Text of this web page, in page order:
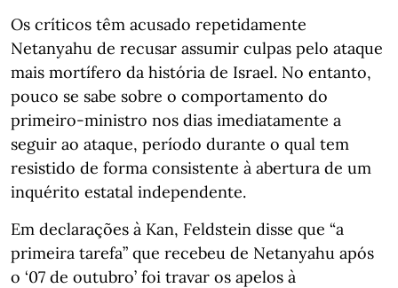
Os críticos têm acusado repetidamente
Netanyahu de recusar assumir culpas pelo ataque
mais mortífero da história de Israel. No entanto,
pouco se sabe sobre o comportamento do
primeiro-ministro nos dias imediatamente a
seguir ao ataque, período durante o qual tem
resistido de forma consistente à abertura de um
inquérito estatal independente.
Em declarações à Kan, Feldstein disse que “a
primeira tarefa” que recebeu de Netanyahu após
o ‘07 de outubro’ foi travar os apelos à